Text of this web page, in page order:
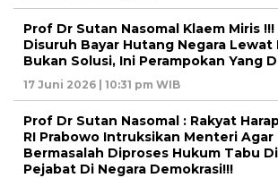
Prof Dr Sutan Nasomal Klaem Miris
Disuruh Bayar Hutang Negara Lewat
Bukan Solusi, Ini Perampokan Yang
17 Juni 2026 | 10:31 pm WIB
Prof Dr Sutan Nasomal : Rakyat
RI Prabowo Intruksikan Menteri Agar
Bermasalah Diproses Hukum Tabu
Pejabat Di Negara Demokrasi!!!